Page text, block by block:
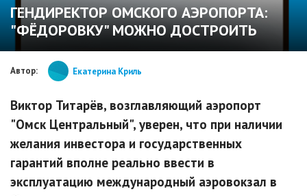
ГЕНДИРЕКТОР ОМСКОГО АЭРОПОРТА:
"ФЁДОРОВКУ" МОЖНО ДОСТРОИТЬ
Автор: Екатерина Криль
Виктор Титарёв, возглавляющий аэропорт
"Омск Центральный", уверен, что при наличии
желания инвестора и государственных
гарантий вполне реально ввести в
эксплуатацию международный аэровокзал в